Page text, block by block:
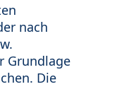
nach
Grundlage
Die